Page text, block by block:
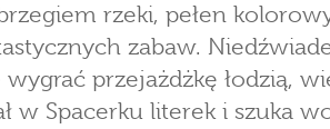
rzeki, pełen
zabaw.
wygrać przejażdżkę łodzią,
w Spacerku literek i szuka